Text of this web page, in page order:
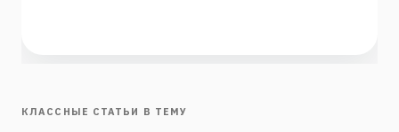
КЛАССНЫЕ СТАТЬИ В ТЕМУ